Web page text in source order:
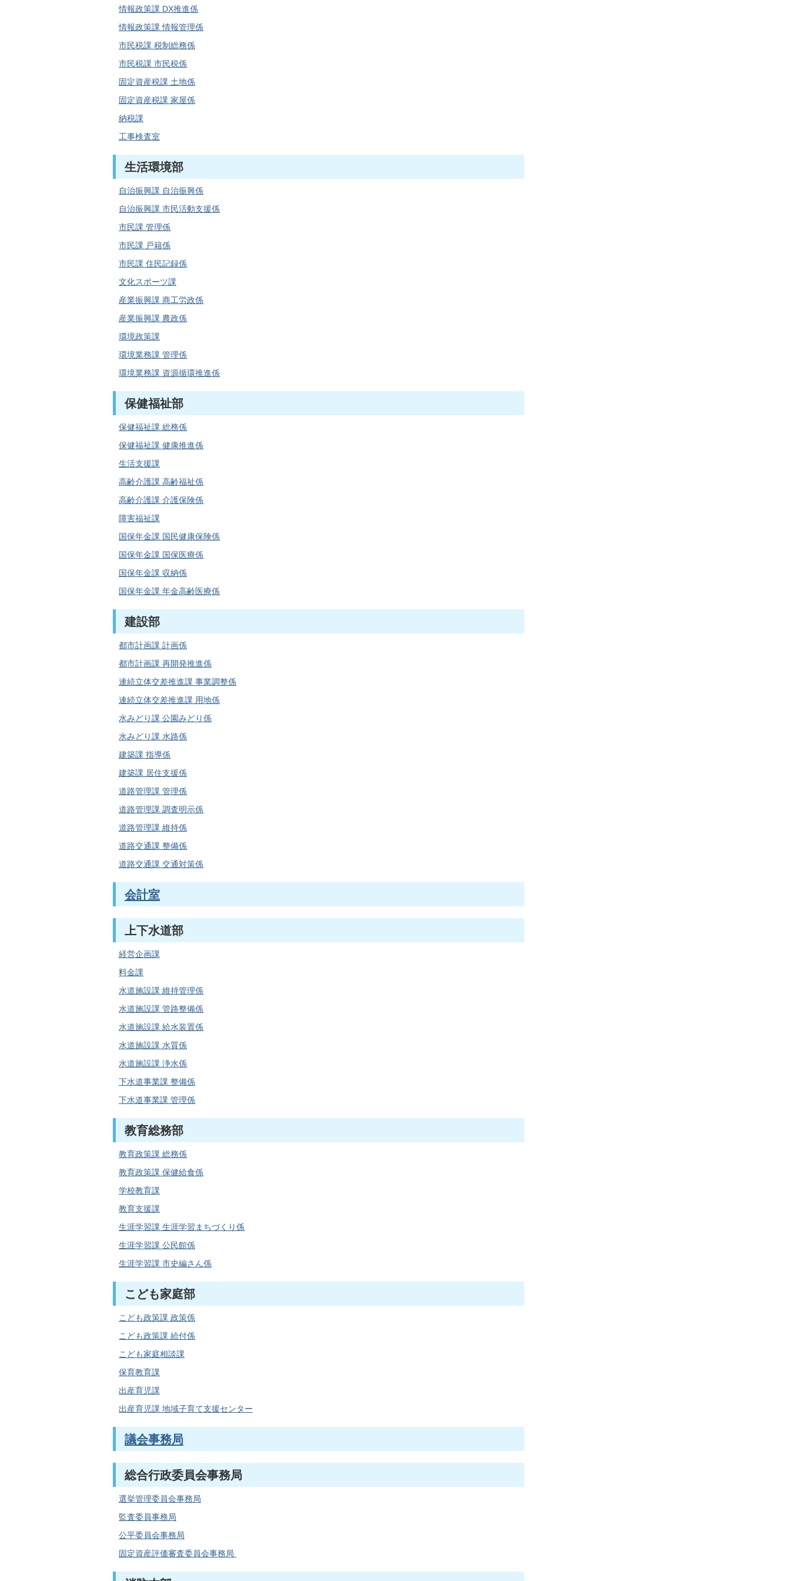
情報政策課 DX推進係
情報政策課 情報管理係
市民税課 税制総務係
市民税課 市民税係
固定資産税課 土地係
固定資産税課 家屋係
納税課
工事検査室
生活環境部
自治振興課 自治振興係
自治振興課 市民活動支援係
市民課 管理係
市民課 戸籍係
市民課 住民記録係
文化スポーツ課
産業振興課 商工労政係
産業振興課 農政係
環境政策課
環境業務課 管理係
環境業務課 資源循環推進係
保健福祉部
保健福祉課 総務係
保健福祉課 健康推進係
生活支援課
高齢介護課 高齢福祉係
高齢介護課 介護保険係
障害福祉課
国保年金課 国民健康保険係
国保年金課 国保医療係
国保年金課 収納係
国保年金課 年金高齢医療係
建設部
都市計画課 計画係
都市計画課 再開発推進係
連続立体交差推進課 事業調整係
連続立体交差推進課 用地係
水みどり課 公園みどり係
水みどり課 水路係
建築課 指導係
建築課 居住支援係
道路管理課 管理係
道路管理課 調査明示係
道路管理課 維持係
道路交通課 整備係
道路交通課 交通対策係
会計室
上下水道部
経営企画課
料金課
水道施設課 維持管理係
水道施設課 管路整備係
水道施設課 給水装置係
水道施設課 水質係
水道施設課 浄水係
下水道事業課 整備係
下水道事業課 管理係
教育総務部
教育政策課 総務係
教育政策課 保健給食係
学校教育課
教育支援課
生涯学習課 生涯学習まちづくり係
生涯学習課 公民館係
生涯学習課 市史編さん係
こども家庭部
こども政策課 政策係
こども政策課 給付係
こども家庭相談課
保育教育課
出産育児課
出産育児課 地域子育て支援センター
議会事務局
総合行政委員会事務局
選挙管理委員会事務局
監査委員事務局
公平委員会事務局
固定資産評価審査委員会事務局